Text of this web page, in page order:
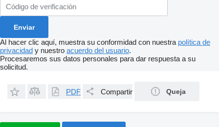
Al hacer clic aquí, muestra su conformidad con nuestra política de
privacidad y nuestro acuerdo del usuario.
Procesaremos sus datos personales para dar respuesta a su
solicitud.
PDF Compartir Queja